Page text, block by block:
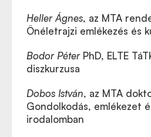
Heller Ágnes, az MTA
Önéletrajzi emlékezés és
Bodor PéterPhD, ELTE
diszkurzusa
Dobos István, az MTA
Gondolkodás, emlékezet
irodalomban